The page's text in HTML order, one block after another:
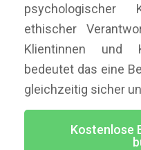
psychologischer
ethischer
Klientinnen und
bedeutet das eine
gleichzeitig sicher
Kostenlose